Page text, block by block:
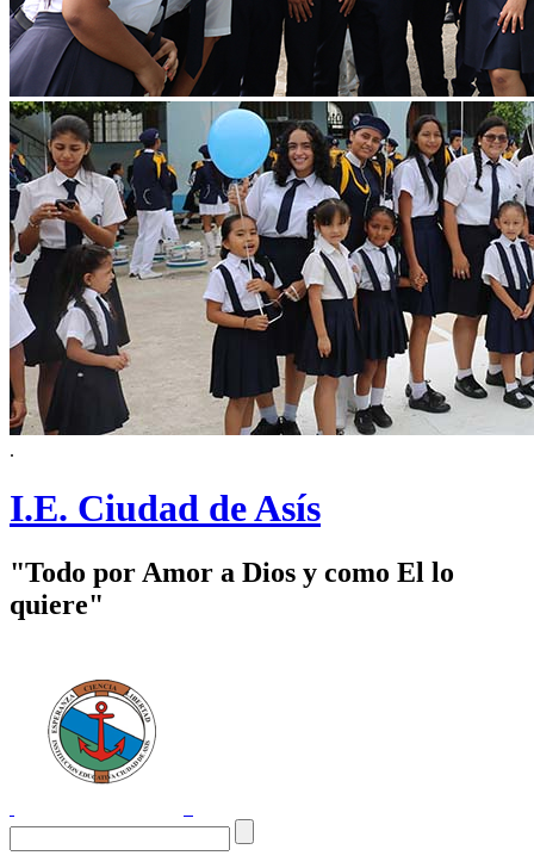
.
I.E. Ciudad de Asís
"Todo por Amor a Dios y como El lo
quiere"